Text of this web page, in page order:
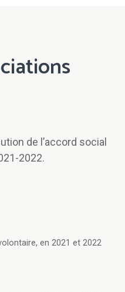
de l’accord social
2022.
en 2021 et 2022